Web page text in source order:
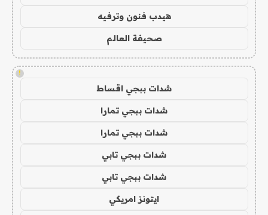
هيدب فنون وترفيه
صحيفة العالم
!
شدات ببجي اقساط
شدات ببجي تمارا
شدات ببجي تمارا
شدات ببجي تابي
شدات ببجي تابي
ايتونز امريكي